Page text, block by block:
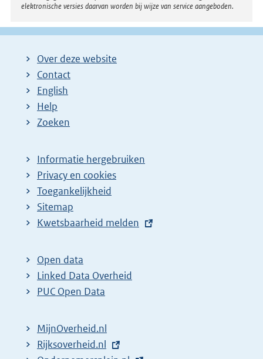
elektronische versies daarvan worden bij wijze van service aangeboden.
Over deze website
Contact
English
Help
Zoeken
Informatie hergebruiken
Privacy en cookies
Toegankelijkheid
Sitemap
E
t
e
r
l
i
Kwetsbaarheid melden
Open data
Linked Data Overheid
PUC Open Data
MijnOverheid.nl
E
Rijksoverheid.nl